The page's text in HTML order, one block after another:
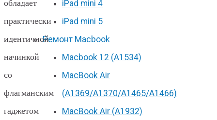
iPad mini 4
iPad mini 5
Ремонт Macbook
Macbook 12 (А1534)
MacBook Air
(A1369/A1370/A1465/A1466)
MacBook Air (A1932)
обладает
практически
идентичной
начинкой
со
флагманским
гаджетом